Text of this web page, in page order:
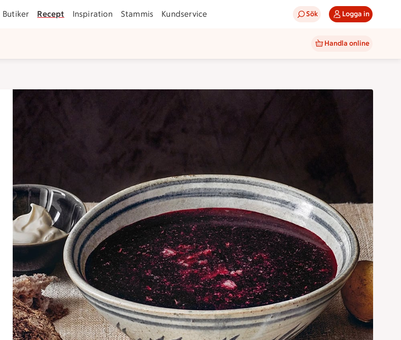
Butiker Recept Inspiration Stammis Kundservice Sök Logga in
Handla online